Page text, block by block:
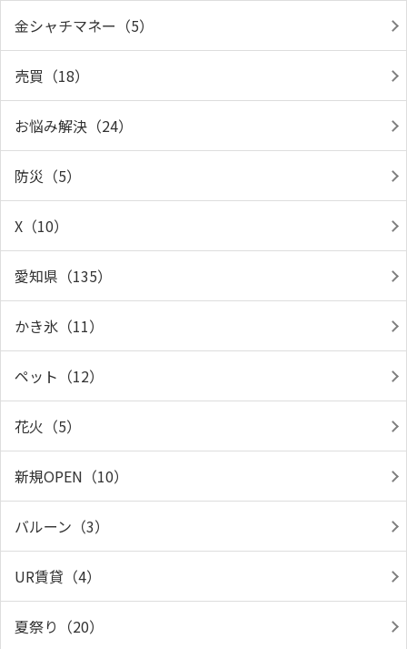
金シャチマネー（5）
売買（18）
お悩み解決（24）
防災（5）
X（10）
愛知県（135）
かき氷（11）
ペット（12）
花火（5）
新規OPEN（10）
バルーン（3）
UR賃貸（4）
夏祭り（20）